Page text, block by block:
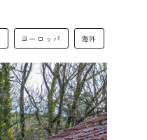
ヨーロッパ 海外